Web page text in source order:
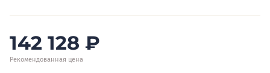
142 128 ₽
Рекомендованная цена